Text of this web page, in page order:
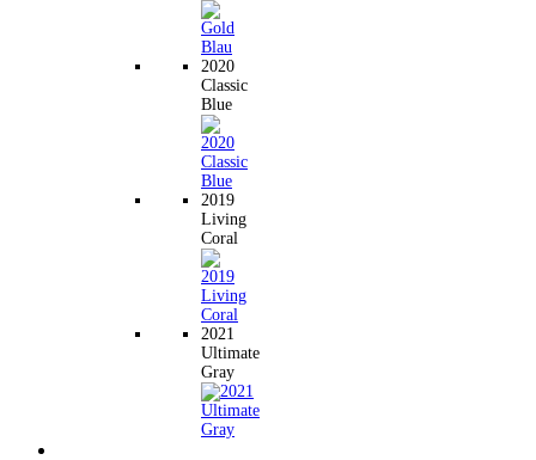
2020
Classic
Blue
2019
Living
Coral
2021
Ultimate
Gray